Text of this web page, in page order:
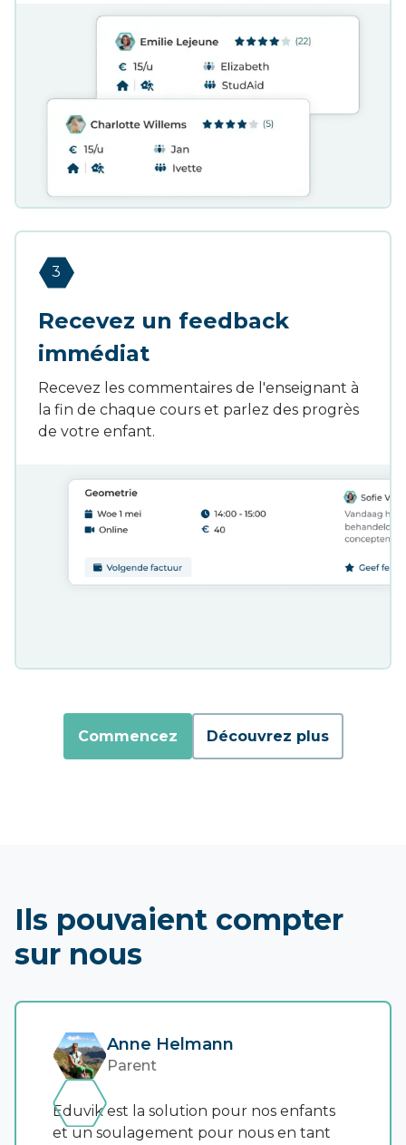
3
Recevez un feedback
immédiat
Recevez les commentaires de l'enseignant à
la fin de chaque cours et parlez des progrès
de votre enfant.
Commencez Découvrez plus
Ils pouvaient compter
sur nous
Anne Helmann
Parent
Eduvik est la solution pour nos enfants
et un soulagement pour nous en tant